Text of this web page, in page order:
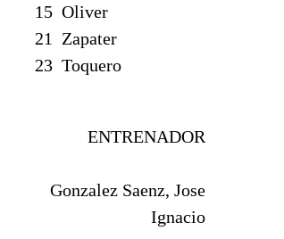
15 Oliver
21
Zapater
23 Toquero
ENTRENADOR
Gonzalez Saenz, Jose
Ignacio